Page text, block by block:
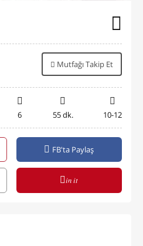
Mutfağı Takip Et
6 55 dk. 10-12
FB'ta Paylaş
in it